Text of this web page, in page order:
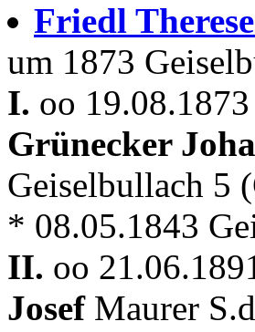
Friedl Therese
um 1873
I. oo
Grünecker
Geiselbullach 5
* 08.05.1843
II. oo
Josef Maurer